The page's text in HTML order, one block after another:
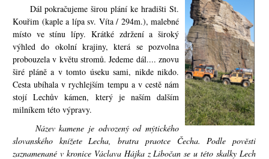
Dál pokračujeme širou plání ke hradišti St.
Kouřim (kaple a lípa sv. Víta / 294m.), malebné
místo ve stínu lípy. Krátké zdržení a široký
výhled do okolní krajiny, která se pozvolna
probouzela v květu stromů. Jedeme dál.... znovu
širé pláně a v tomto úseku sami, nikde nikdo.
Cesta ubíhala v rychlejším tempu a v cestě nám
stojí Lechův kámen, který je naším dalším
milníkem této výpravy.
Název kamene je odvozený od mýtického
slovanského knížete Lecha, bratra praotce Čecha. Podle pověsti
zaznamenané v kronice Václava Hájka z Libočan se u této skalky Lech